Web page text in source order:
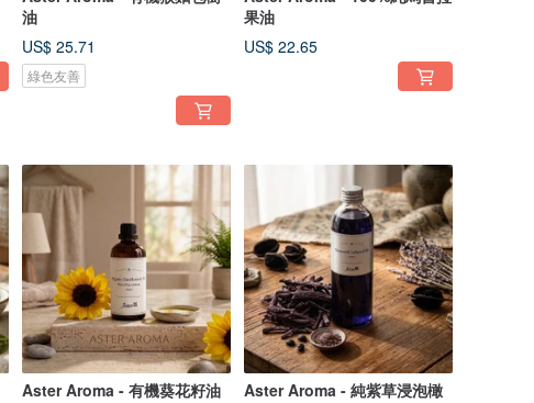
油
US$ 25.71
綠色友善
果油
US$ 22.65
Aster Aroma - 有機葵花籽油
Aster Aroma - 純紫草浸泡橄